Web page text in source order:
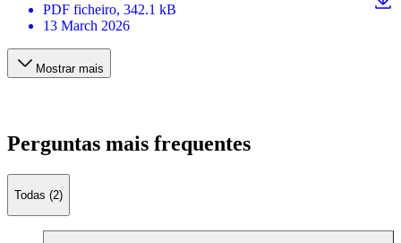
PDF ficheiro, 342.1 kB
13 March 2026
Mostrar mais
Perguntas mais frequentes
Todas (2)